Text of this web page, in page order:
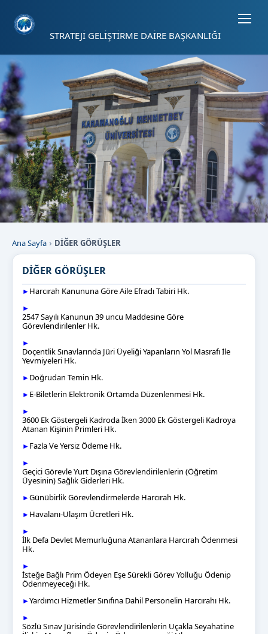
STRATEJİ GELİŞTİRME DAİRE BAŞKANLIĞI
Ana Sayfa DİĞER GÖRÜŞLER
DİĞER GÖRÜŞLER
► Harcırah Kanununa Göre Aile Efradı Tabiri Hk.
►
2547 Sayılı Kanunun 39 uncu Maddesine Göre
Görevlendirilenler Hk.
►
Doçentlik Sınavlarında Jüri Üyeliği Yapanların Yol Masrafı İle
Yevmiyeleri Hk.
► Doğrudan Temin Hk.
► E-Biletlerin Elektronik Ortamda Düzenlenmesi Hk.
►
3600 Ek Göstergeli Kadroda İken 3000 Ek Göstergeli Kadroya
Atanan Kişinin Primleri Hk.
► Fazla Ve Yersiz Ödeme Hk.
►
Geçici Görevle Yurt Dışına Görevlendirilenlerin (Öğretim
Üyesinin) Sağlık Giderleri Hk.
►Günübirlik Görevlendirmelerde Harcırah Hk.
► Havalanı-Ulaşım Ücretleri Hk.
►
İlk Defa Devlet Memurluğuna Atananlara Harcırah Ödenmesi
Hk.
►
İsteğe Bağlı Prim Ödeyen Eşe Sürekli Görev Yolluğu Ödenip
Ödenmeyeceği Hk.
►Yardımcı Hizmetler Sınıfına Dahil Personelin Harcırahı Hk.
►
Sözlü Sınav Jürisinde Görevlendirilenlerin Uçakla Seyahatine